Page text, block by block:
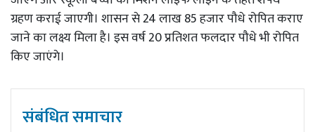
ग्रहण कराई जाएगी। शासन से 24 लाख 85 हजार पौधे रोपित कराए
जाने का लक्ष्य मिला है। इस वर्ष 20 प्रतिशत फलदार पौधे भी रोपित
किए जाएंगे।
संबंधित समाचार